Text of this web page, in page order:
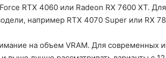
RTX 4060 или Radeon RX 7600 XT.
например RTX 4070 Super или RX
на объем VRAM. Для современных